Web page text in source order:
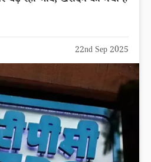
22nd Sep 2025